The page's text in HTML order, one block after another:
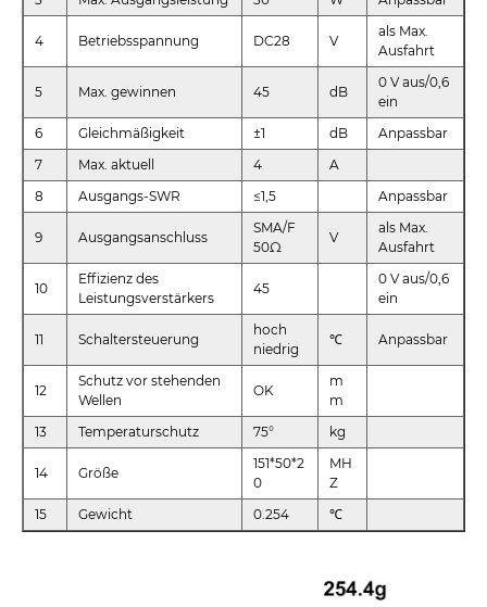
4 Betriebsspannung DC28 V
als Max.
Ausfahrt
5 Max. gewinnen 45 dB
0 V aus/0,6
ein
6
Gleichmäßigkeit ±1 dB
Anpassbar
7
Max. aktuell 4
A
8
Ausgangs-SWR ≤1,5 Anpassbar
9 Ausgangsanschluss
SMA/F
50Ω
V
als Max.
Ausfahrt
10
Effizienz des
Leistungsverstärkers
45
0 V aus/0,6
ein
11 Schaltersteuerung
hoch
niedrig
℃ Anpassbar
12
Schutz vor stehenden
Wellen
OK
m
m
13
Temperaturschutz 75° kg
14 Größe
151*50*2
0
MH
Z
15
Gewicht 0.254 ℃